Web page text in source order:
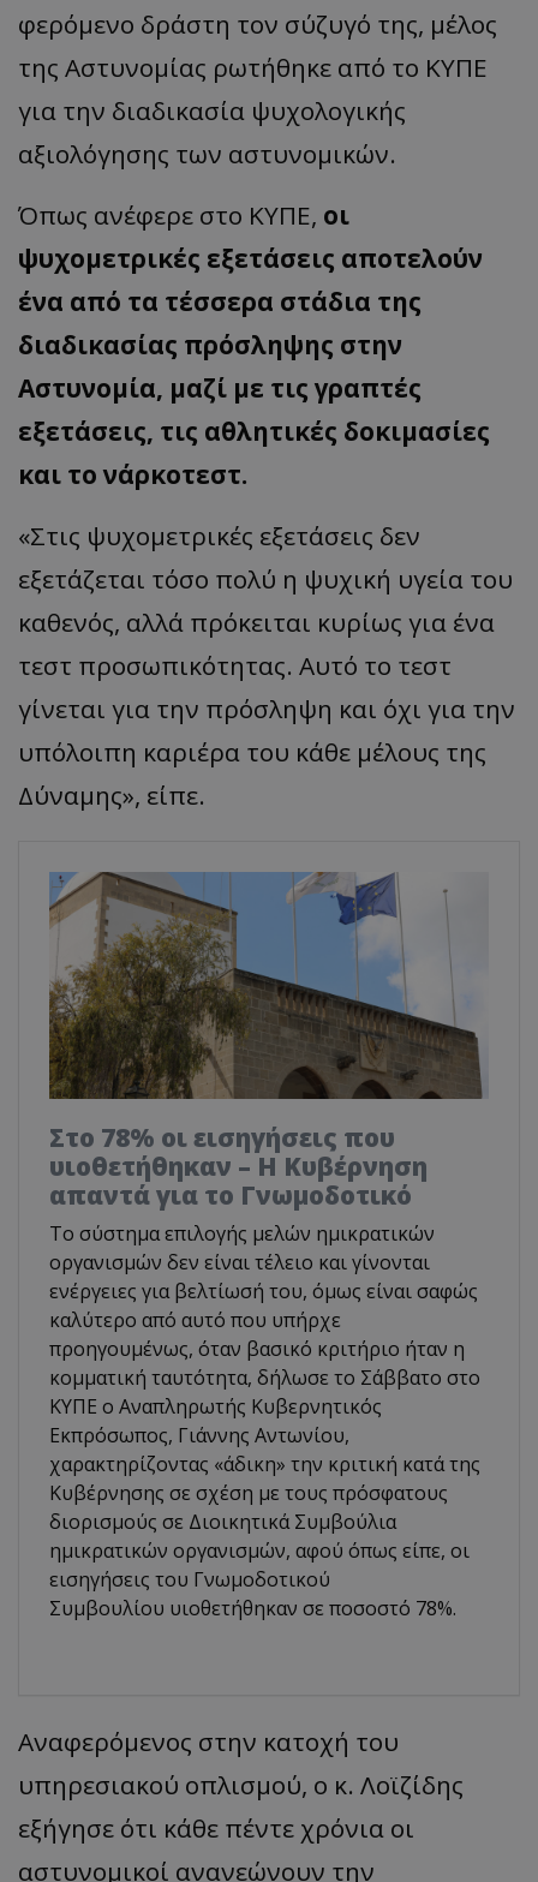
φερόμενο δράστη τον σύζυγό της, μέλος
της Αστυνομίας ρωτήθηκε από το ΚΥΠΕ
για την διαδικασία ψυχολογικής
αξιολόγησης των αστυνομικών.
Όπως ανέφερε στο ΚΥΠΕ, οι
ψυχομετρικές εξετάσεις αποτελούν
ένα από τα τέσσερα στάδια της
διαδικασίας πρόσληψης στην
Αστυνομία, μαζί με τις γραπτές
εξετάσεις, τις αθλητικές δοκιμασίες
και το νάρκοτεστ.
«Στις ψυχομετρικές εξετάσεις δεν
εξετάζεται τόσο πολύ η ψυχική υγεία του
καθενός, αλλά πρόκειται κυρίως για ένα
τεστ προσωπικότητας. Αυτό το τεστ
γίνεται για την πρόσληψη και όχι για την
υπόλοιπη καριέρα του κάθε μέλους της
Δύναμης», είπε.
Στο 78% οι εισηγήσεις που
υιοθετήθηκαν – Η Κυβέρνηση
απαντά για το Γνωμοδοτικό
Το σύστημα επιλογής μελών ημικρατικών
οργανισμών δεν είναι τέλειο και γίνονται
ενέργειες για βελτίωσή του, όμως είναι σαφώς
καλύτερο από αυτό που υπήρχε
προηγουμένως, όταν βασικό κριτήριο ήταν η
κομματική ταυτότητα, δήλωσε το Σάββατο στο
ΚΥΠΕ ο Αναπληρωτής Κυβερνητικός
Εκπρόσωπος, Γιάννης Αντωνίου,
χαρακτηρίζοντας «άδικη» την κριτική κατά της
Κυβέρνησης σε σχέση με τους πρόσφατους
διορισμούς σε Διοικητικά Συμβούλια
ημικρατικών οργανισμών, αφού όπως είπε, οι
εισηγήσεις του Γνωμοδοτικού
Συμβουλίου υιοθετήθηκαν σε ποσοστό 78%.
Αναφερόμενος στην κατοχή του
υπηρεσιακού οπλισμού, ο κ. Λοϊζίδης
εξήγησε ότι κάθε πέντε χρόνια οι
αστυνομικοί ανανεώνουν την